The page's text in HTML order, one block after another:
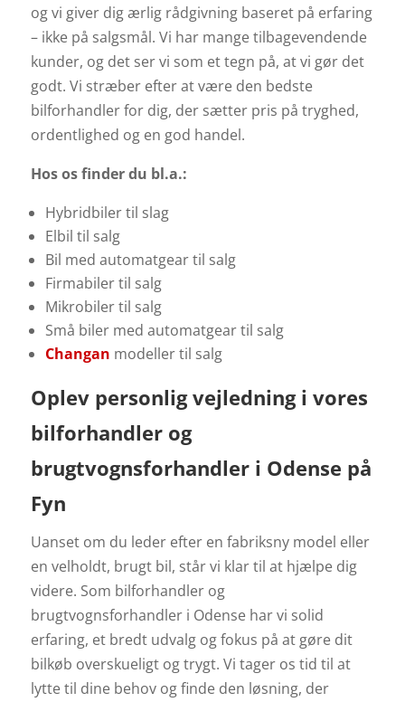
og vi giver dig ærlig rådgivning baseret på erfaring
– ikke på salgsmål. Vi har mange tilbagevendende
kunder, og det ser vi som et tegn på, at vi gør det
godt. Vi stræber efter at være den bedste
bilforhandler for dig, der sætter pris på tryghed,
ordentlighed og en god handel.
Hos os finder du bl.a.:
Hybridbiler til slag
Elbil til salg
Bil med automatgear til salg
Firmabiler til salg
Mikrobiler til salg
Små biler med automatgear til salg
Changan modeller til salg
Oplev personlig vejledning i vores
bilforhandler og
brugtvognsforhandler i Odense på
Fyn
Uanset om du leder efter en fabriksny model eller
en velholdt, brugt bil, står vi klar til at hjælpe dig
videre. Som bilforhandler og
brugtvognsforhandler i Odense har vi solid
erfaring, et bredt udvalg og fokus på at gøre dit
bilkøb overskueligt og trygt. Vi tager os tid til at
lytte til dine behov og finde den løsning, der